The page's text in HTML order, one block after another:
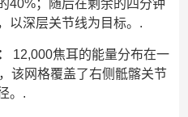
40%；随后在剩余的四分钟
以深层关节线为目标。.
12,000焦耳的能量分布在一
该网格覆盖了右侧骶髂关节
。.